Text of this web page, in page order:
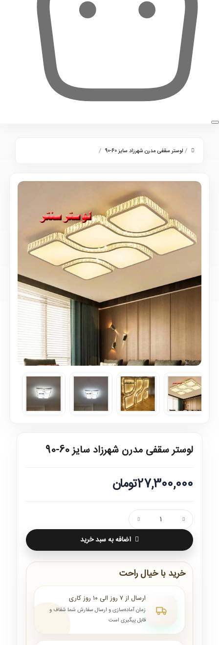
/ لوستر سقفی مدرن شهرزاد سایز 60-90 /
لوستر سقفی مدرن شهرزاد سایز 60-90
27,300,000تومان
اضافه به سبد خرید
خرید با خیال راحت
ارسال از ۷ روز الی ۱۰ روز کاری
زمان آماده‌سازی و ارسال سفارش شما شفاف و
قابل پیگیری است